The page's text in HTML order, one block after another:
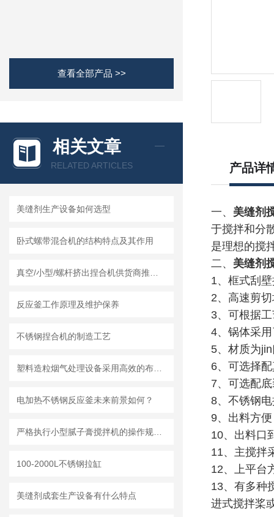
查看全部产品 >>
相关文章
RELATED ARTICLES
美缝剂生产设备如何选型
卧式螺带混合机的结构特点及其作用
反应釜工作原理及维护保养
不锈钢捏合机的制造工艺
电加热不锈钢反应釜未来前景如何？
100-2000L不锈钢拉缸
美缝剂成套生产设备有什么特点
产品详
一、 美缝剂
于搅拌和分
是理想的搅
二、 美缝剂
1、框式刮
2、高速剪
3、可根据
4、锅体采
5、材质为
6、可选择
7、可选配
8、不锈钢
9、出料方
10、出料口
11、主搅拌
12、上平台
13、有多种
进式搅拌桨